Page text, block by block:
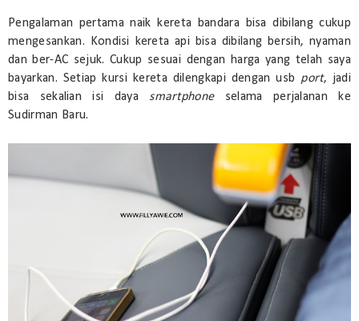
Pengalaman pertama naik kereta bandara bisa dibilang cukup
mengesankan. Kondisi kereta api bisa dibilang bersih, nyaman
dan ber-AC sejuk. Cukup sesuai dengan harga yang telah saya
bayarkan. Setiap kursi kereta dilengkapi dengan usb port, jadi
bisa sekalian isi daya smartphone selama perjalanan ke
Sudirman Baru.